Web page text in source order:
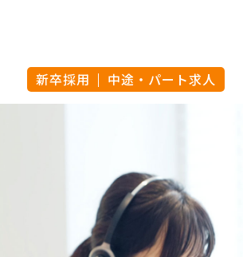
新卒採用 中途・パート求人